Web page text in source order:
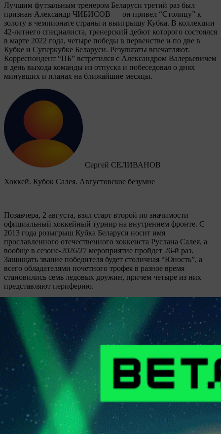
Лучшим футзальным тренером Беларуси третий раз был
признан Александр ЧИБИСОВ — он привел “Столицу” к
золоту в чемпионате страны и выигрышу Кубка. В коллекции
42-летнего специалиста, тренерский дебют которого состоялся
в марте 2022 года, четыре победы в первенстве и по две в
Кубке и Суперкубке Беларуси. Результаты впечатляют.
Корреспондент “ПБ” встретился с Александром Валерьевичем
в день выхода команды из отпуска и побеседовал о днях
минувших и планах на ближайшие месяцы.
Сергей СЕЛИВАНОВ
Хоккей. Кубок Салея. Августовское безумие
Позавчера, 2 августа, взял старт второй по значимости
официальный хоккейный турнир на внутреннем фронте. C
2013 года розыгрыш Кубка Беларуси носит имя
прославленного отечественного хоккеиста Руслана Салея, а
вообще в сезоне-2026/27 мероприятие пройдет 26-й раз.
Защищать звание победителя будет столичная “Юность”, а
всего обладателями почетного трофея в разное время
становились семь ледовых дружин, причем четыре из них
представляют периферию.
Купить подписку
Матч-центр
Газета
Контакты
Обратная связь
ООО "Прессбол-91", УНП 191094987, Республика Беларусь, г.
Минск, пр. Победителей, 20/3-221. Газета зарегистрирована
Министерством информации Республики Беларусь и внесена
в Государственный реестр СМИ за №540. © 2002-2021
Разработка сайта ITPOFIT